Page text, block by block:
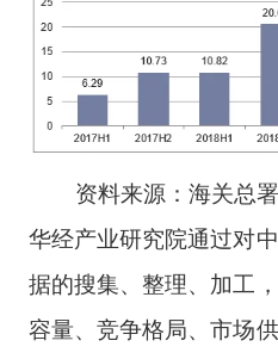
资料来源：海关总
华经产业研究院通过对
据的搜集、整理、加工
容量、竞争格局、市场